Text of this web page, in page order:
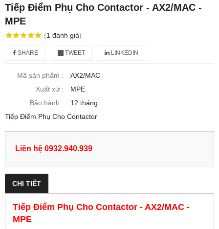
Tiếp Điểm Phụ Cho Contactor - AX2/MAC -
MPE
(1 đánh giá)
SHARE TWEET LINKEDIN
Mã sản phẩm :
AX2/MAC
Xuất xứ :
MPE
Bảo hành :
12 tháng
Tiếp Điểm Phụ Cho Contactor
Liên hệ 0932.940.939
CHI TIẾT
Tiếp Điểm Phụ Cho Contactor - AX2/MAC -
MPE